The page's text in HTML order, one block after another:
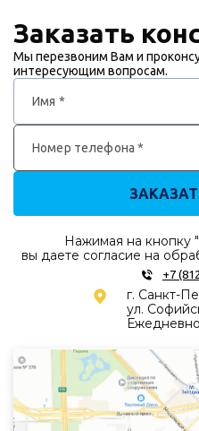
Заказать
Мы перезвоним Вам и
интересующим вопросам.
Номер телефона *
Нажимая на
вы даете согласие на
+7
г. Санкт-
ул.